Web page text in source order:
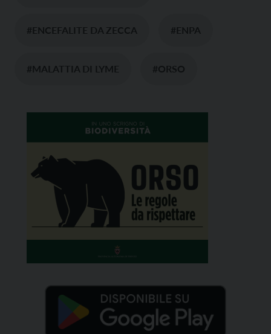
#ENCEFALITE DA ZECCA #ENPA
#MALATTIA DI LYME #ORSO